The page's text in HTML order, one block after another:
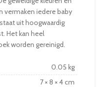
vermaken iedere baby
uit hoogwaardig
Het kan heel
worden gereinigd.
0.05 kg
7 × 8 × 4 cm